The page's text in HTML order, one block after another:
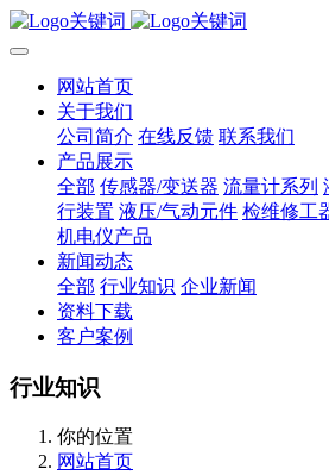
网站首页
关于我们
公司简介 在线反馈 联系我们
产品展示
全部 传感器/变送器 流量计系列
行装置 液压/气动元件 检维修工
机电仪产品
新闻动态
全部 行业知识 企业新闻
资料下载
客户案例
行业知识
你的位置
网站首页